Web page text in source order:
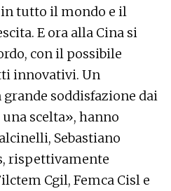
tutto il mondo e il
E ora alla Cina si
con il possibile
innovativi. Un
grande soddisfazione dai
scelta», hanno
Sebastiano
rispettivamente
Cgil, Femca Cisl e